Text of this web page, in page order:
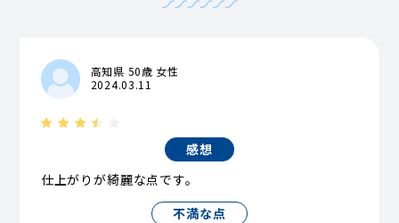
高知県 50歳 女性
2024.03.11
感想
仕上がりが綺麗な点です。
不満な点